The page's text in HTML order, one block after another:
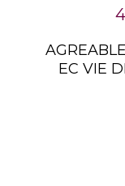
EC VIE